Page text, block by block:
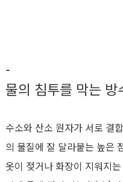
-
물의 침투를 막는 방
수소와 산소 원자가 서로 결
의 물질에 잘 달라붙는 높은
옷이 젖거나 화장이 지워지